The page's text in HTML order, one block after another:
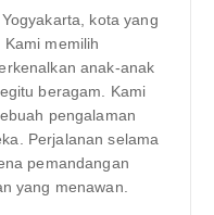
kota yang
memilih
anak-anak
beragam. Kami
pengalaman
Perjalanan selama
pemandangan
yang menawan.